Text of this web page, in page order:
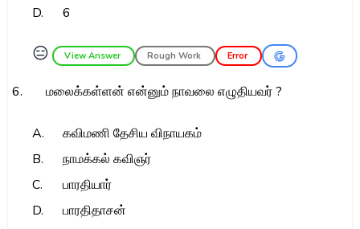
D.
6
😑 View Answer Rough Work Error
6. மலைக்கள்ளன் என்னும் நாவலை எழுதியவர் ?
A.
கவிமணி தேசிய விநாயகம்
B.
நாமக்கல் கவிஞர்
C.
பாரதியார்
D.
பாரதிதாசன்